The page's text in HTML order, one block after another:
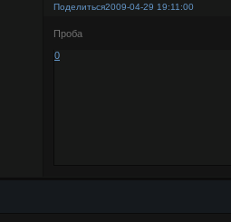
Поделиться2009-04-29 19:11:00
Проба
0